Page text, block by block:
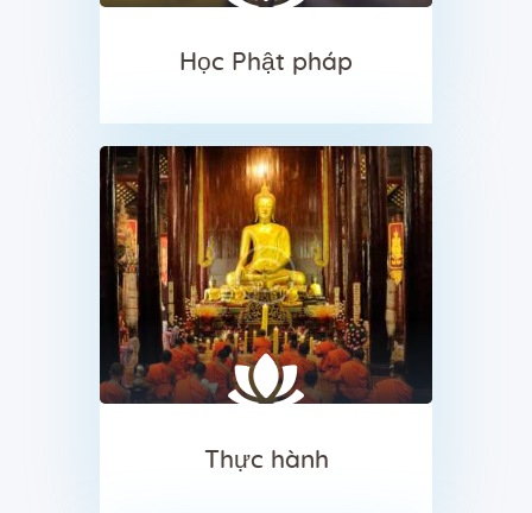
Học Phật pháp
Thực hành